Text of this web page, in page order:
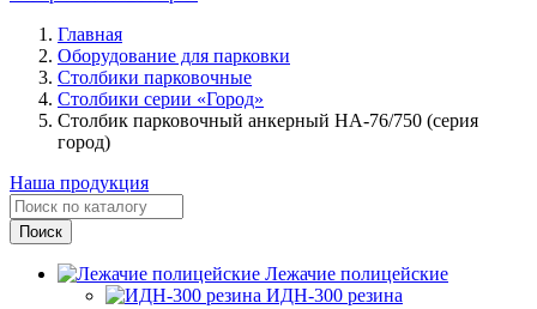
Главная
Оборудование для парковки
Столбики парковочные
Столбики серии «Город»
Столбик парковочный анкерный НА-76/750 (серия
город)
Наша продукция
Лежачие полицейские
ИДН-300 резина